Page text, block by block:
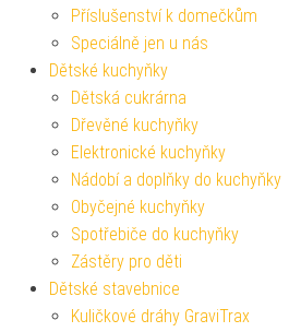
Příslušenství k domečkům
Speciálně jen u nás
Dětské kuchyňky
Dětská cukrárna
Dřevěné kuchyňky
Elektronické kuchyňky
Nádobí a doplňky do kuchyňky
Obyčejné kuchyňky
Spotřebiče do kuchyňky
Zástěry pro děti
Dětské stavebnice
Kuličkové dráhy GraviTrax